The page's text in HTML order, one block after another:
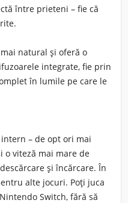
între prieteni – fie că
natural și oferă o
integrate, fie prin
în lumile pe care le
– de opt ori mai
o viteză mai mare de
și încărcare. În
alte jocuri. Poți juca
Switch, fără să